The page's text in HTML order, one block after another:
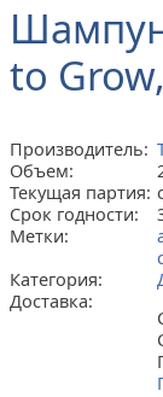
to
Производитель:
Объем:
Текущая партия:
Срок годности:
Метки:
Категория:
Доставка: